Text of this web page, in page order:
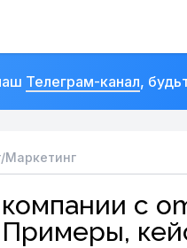
Телеграм-канал,
/Маркетинг
c